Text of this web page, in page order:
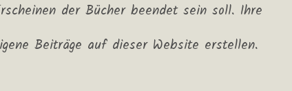
der Bücher beendet sein soll. Ihre
Beiträge auf dieser Website erstellen.